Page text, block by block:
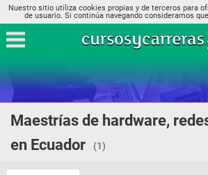
Nuestro sitio utiliza cookies propias y de terceros para
de usuario. Si continúa navegando consideramos
Maestrías de hardware,
en Ecuador
(1)